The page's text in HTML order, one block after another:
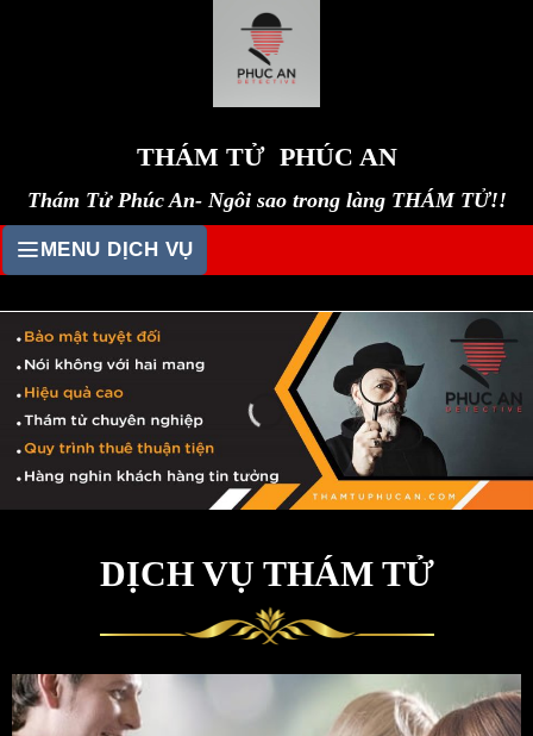
THÁM TỬ PHÚC AN
Thám Tử Phúc An- Ngôi sao trong làng THÁM TỬ!!
MENU DỊCH VỤ
DỊCH VỤ THÁM TỬ